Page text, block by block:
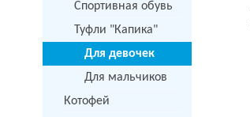
Спортивная обувь
Туфли "Капика"
Для девочек
Для мальчиков
Котофей